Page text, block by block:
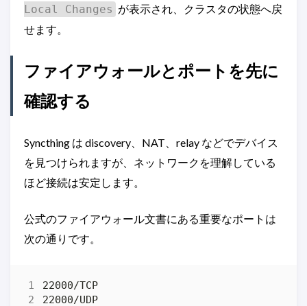
Local Changes が表示され、クラスタの状態へ戻
せます。
ファイアウォールとポートを先に
確認する
Syncthing は discovery、NAT、relay などでデバイス
を見つけられますが、ネットワークを理解している
ほど接続は安定します。
公式のファイアウォール文書にある重要なポートは
次の通りです。